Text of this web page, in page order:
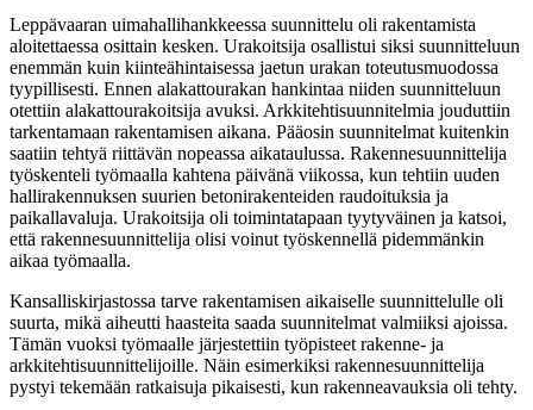
Leppävaaran uimahallihankkeessa suunnittelu oli rakentamista
aloitettaessa osittain kesken. Urakoitsija osallistui siksi suunnitteluun
enemmän kuin kiinteähintaisessa jaetun urakan toteutusmuodossa
tyypillisesti. Ennen alakattourakan hankintaa niiden suunnitteluun
otettiin alakattourakoitsija avuksi. Arkkitehtisuunnitelmia jouduttiin
tarkentamaan rakentamisen aikana. Pääosin suunnitelmat kuitenkin
saatiin tehtyä riittävän nopeassa aikataulussa. Rakennesuunnittelija
työskenteli työmaalla kahtena päivänä viikossa, kun tehtiin uuden
hallirakennuksen suurien betonirakenteiden raudoituksia ja
paikallavaluja. Urakoitsija oli toimintatapaan tyytyväinen ja katsoi,
että rakennesuunnittelija olisi voinut työskennellä pidemmänkin
aikaa työmaalla.
Kansalliskirjastossa tarve rakentamisen aikaiselle suunnittelulle oli
suurta, mikä aiheutti haasteita saada suunnitelmat valmiiksi ajoissa.
Tämän vuoksi työmaalle järjestettiin työpisteet rakenne- ja
arkkitehtisuunnittelijoille. Näin esimerkiksi rakennesuunnittelija
pystyi tekemään ratkaisuja pikaisesti, kun rakenneavauksia oli tehty.